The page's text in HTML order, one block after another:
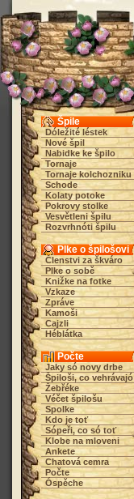
Špile
Dóležité léstek
Nové špil
Nabidke ke špilo
Tornaje
Tornaje kolchozniku
Schode
Kolaty potoke
Pokrovy stolke
Vesvětleni špilu
Rozvrhnóti špilu
Plke o špilošovi
Členstvi za škváro
Plke o sobě
Knižke na fotke
Vzkaze
Zpráve
Kamoši
Cajzli
Héblátka
Počte
Jaky só novy drbe
Špiloši, co vehrávajó
Žebřéke
Véčet špilošu
Spolke
Kdo je toť
Sópeři, co só toť
Klobe na mloveni
Ankete
Chatová cemra
Počte
Óspěche